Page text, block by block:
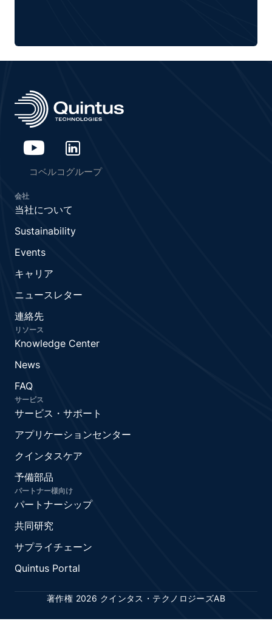
コベルコグループ
会社
当社について
Sustainability
Events
キャリア
ニュースレター
連絡先
リソース
Knowledge Center
News
FAQ
サービス
サービス・サポート
アプリケーションセンター
クインタスケア
予備部品
パートナー様向け
パートナーシップ
共同研究
サプライチェーン
Quintus Portal
著作権 2026 クインタス・テクノロジーズAB